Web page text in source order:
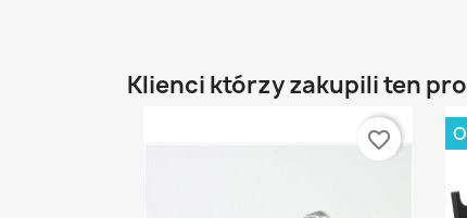
Klienci którzy zakupili ten
favorite_border